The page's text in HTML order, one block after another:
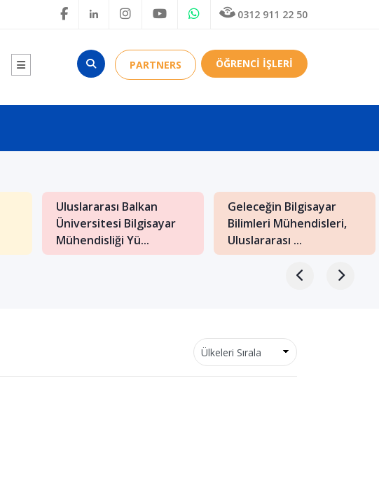
0312 911 22 50
PARTNERS ÖĞRENCİ İŞLERİ
Uluslararası Balkan
Üniversitesi Bilgisayar
Mühendisliği Yü...
Geleceğin Bilgisayar
Bilimleri Mühendisleri,
Uluslararası ...